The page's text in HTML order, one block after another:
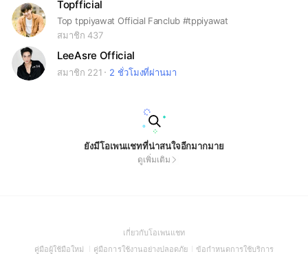
Topfficial
Top tppiyawat Official Fanclub #tppiyawat
สมาชิก 437
LeeAsre Official
สมาชิก 221 2 ชั่วโมงที่ผ่านมา
ยังมีโอเพนแชทที่น่าสนใจอีกมากมาย
ดูเพิ่มเติม
เกี่ยวกับโอเพนแชท(Open
in
คู่มือผู้ใช้มือใหม่ (Open
คู่มือการใช้งานอย่างปลอดภัย(Open
ข้อกำหนดการใช้บริการ(Open